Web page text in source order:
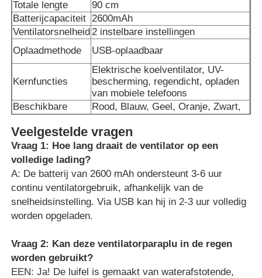
Totale lengte
90 cm
Batterijcapaciteit 2600mAh
Ventilatorsnelheid 2 instelbare instellingen
Oplaadmethode
USB-oplaadbaar
Kernfuncties
Elektrische koelventilator, UV-
bescherming, regendicht, opladen
van mobiele telefoons
Beschikbare
kleuren
Rood, Blauw, Geel, Oranje, Zwart,
Paars, Roze, enz.
Materiaal
hanteren
Antislip kunststof met polsband
Ribmateriaal
windbestendigheid
Veelgestelde vragen
Vraag 1: Hoe lang draait de ventilator op een
volledige lading?
A: De batterij van 2600 mAh ondersteunt 3-6 uur
continu ventilatorgebruik, afhankelijk van de
snelheidsinstelling. Via USB kan hij in 2-3 uur volledig
worden opgeladen.
Vraag 2: Kan deze ventilatorparaplu in de regen
worden gebruikt?
EEN: Ja! De luifel is gemaakt van waterafstotende,